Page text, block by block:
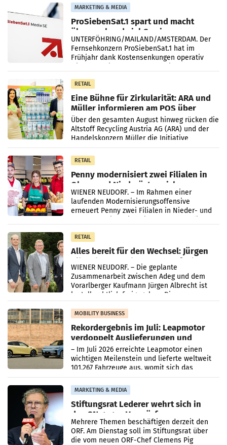
Vergleichszeitraum
MARKETING & MEDIA
ProSiebenSat.1 spart und macht
überraschend viel Gewinn
UNTERFÖHRING/MAILAND/AMSTERDAM. Der
Fernsehkonzern ProSiebenSat.1 hat im
Frühjahr dank Kostensenkungen operativ
RETAIL
Eine Bühne für Zirkularität: ARA und
Müller informieren am POS über
Kreislauffähigkeit
Über den gesamten August hinweg rücken die
Altstoff Recycling Austria AG (ARA) und der
Handelskonzern Müller die Initiative
„Kreislauf-Helden“ in allen österreichischen
Müller-Filialen
RETAIL
Penny modernisiert zwei Filialen in
Ober- und Niederösterreich
WIENER NEUDORF. – Im Rahmen einer
laufenden Modernisierungsoffensive
erneuert Penny zwei Filialen in Nieder- und
RETAIL
Alles bereit für den Wechsel: Jürgen
Albrecht setzt ab 1.1.2027 auf Adeg
WIENER NEUDORF. – Die geplante
Zusammenarbeit zwischen Adeg und dem
Vorarlberger Kaufmann Jürgen Albrecht ist
kartellrechtlich freigegeben: Die
Bundeswettbewerbsbehörde und der
Bundeskartellanwalt
MOBILITY BUSINESS
Rekordergebnis im Juli: Leapmotor
verdoppelt Auslieferungen und
überschreitet die 100.000er-Marke
– Im Juli 2026 erreichte Leapmotor einen
wichtigen Meilenstein und lieferte weltweit
101.267 Fahrzeuge aus, womit sich das
Ergebnis gegenüber Juli 2025 mehr als
verdoppelte (+102
MARKETING & MEDIA
Stiftungsrat Lederer wehrt sich in
den SN gegen Vorwürfe
Mehrere Themen beschäftigen derzeit den
ORF. Am Dienstag soll im Stiftungsrat über
die vom neuen ORF-Chef Clemens Pig